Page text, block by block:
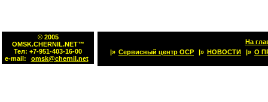
© 2005
OMSK.CHERNIL.NET™
Тел: +7-951-403-16-00
e-mail:
omsk@chernil.net
На
|» Сервисный центр OCP |» НОВОСТИ |» О